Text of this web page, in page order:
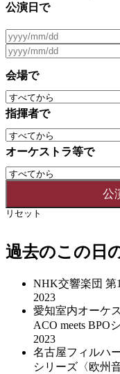
公演日で
会場で
指揮者で
オーケストラ等で
リセット
過去のこの日
NHK交響楽団 第
2023
愛知室内オーケ
ACO meets BPO
2023
名古屋フィルハ
シリーズ〈欧州